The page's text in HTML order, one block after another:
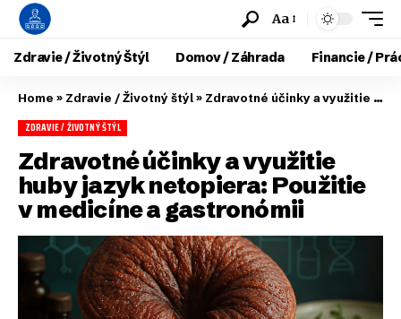
Aa
Zdravie / Životný Štýl Domov / Záhrada Financie /
Home » Zdravie / Životný štýl» Zdravotné účinky a využitie huby jazyk netopiera: Použitie v medicíne a gastronómii
ZDRAVIE / ŽIVOTNÝ ŠTÝL
Zdravotné účinky a využitie
huby jazyk netopiera: Použitie
v medicíne a gastronómii